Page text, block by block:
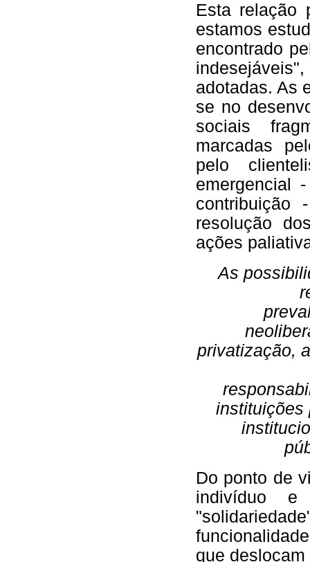
Esta relação
estamos
encontrado
adotadas. As
se no
sociais
marcadas
pelo
emergencial
contribuição
resolução
ações
As
privatização,
instituições
Do ponto de
indivíduo
que